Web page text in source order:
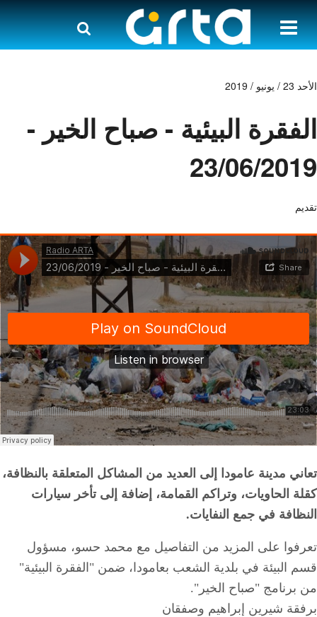
الأحد 23 / يونيو / 2019
الفقرة البيئية - صباح الخير -
23/06/2019
تقديم
تعاني مدينة عامودا إلى العديد من المشاكل المتعلقة بالنظافة،
كقلة الحاويات، وتراكم القمامة، إضافة إلى تأخر سيارات
النظافة في جمع النفايات.
تعرفوا على المزيد من التفاصيل مع محمد حسو، مسؤول
قسم البيئة في بلدية الشعب بعامودا، ضمن "الفقرة البيئية"
من برنامج "صباح الخير".
برفقة شيرين إبراهيم وصفقان